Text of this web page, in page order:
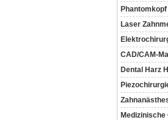
Laser
CAD/CAM-
Dental Harz
Medizinische